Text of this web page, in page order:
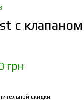
с
грн
скидки